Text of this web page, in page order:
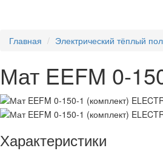
Главная Электрический тёплый пол
Мат EEFM 0-
Характеристики